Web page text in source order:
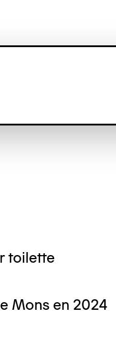
toilette
Mons en 2024